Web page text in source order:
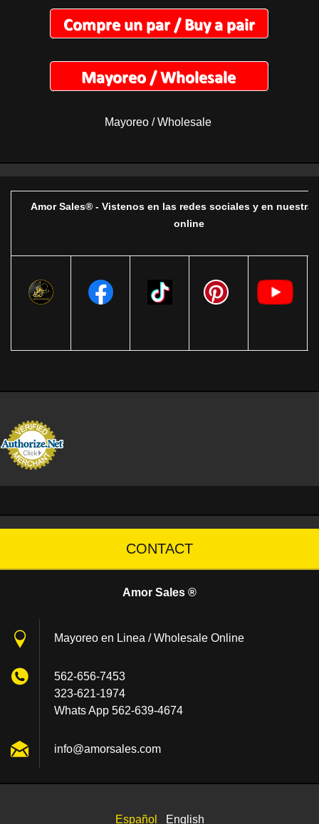
Mayoreo / Wholesale
Amor Sales® - Vistenos en las redes sociales y en nuestra
online
CONTACT
Amor Sales ®
Mayoreo en Linea / Wholesale Online
562-656-7453
323-621-1974
Whats App 562-639-4674
info@amorsales.com
Español English